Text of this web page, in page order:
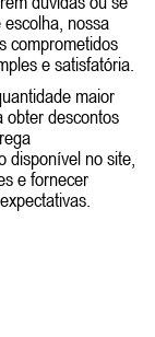
nossa
comprometidos
e satisfatória.
maior
obter descontos
disponível no site,
e fornecer